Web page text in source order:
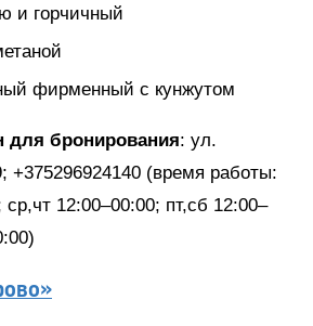
и горчичный
фирменный с кунжутом
для бронирования: ул.
+375296924140 (время работы:
ср,чт 12:00–00:00; пт,сб 12:00–